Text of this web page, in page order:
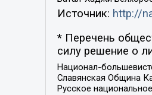
Источник: http://
* Перечень
силу решение о
Национал-
Славянская Община
Русское